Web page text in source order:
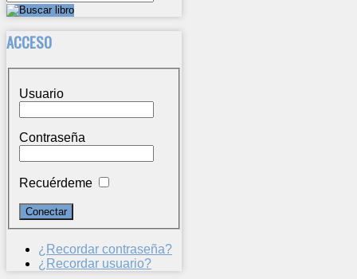
ACCESO
Usuario
Contraseña
Recuérdeme
¿Recordar contraseña?
¿Recordar usuario?